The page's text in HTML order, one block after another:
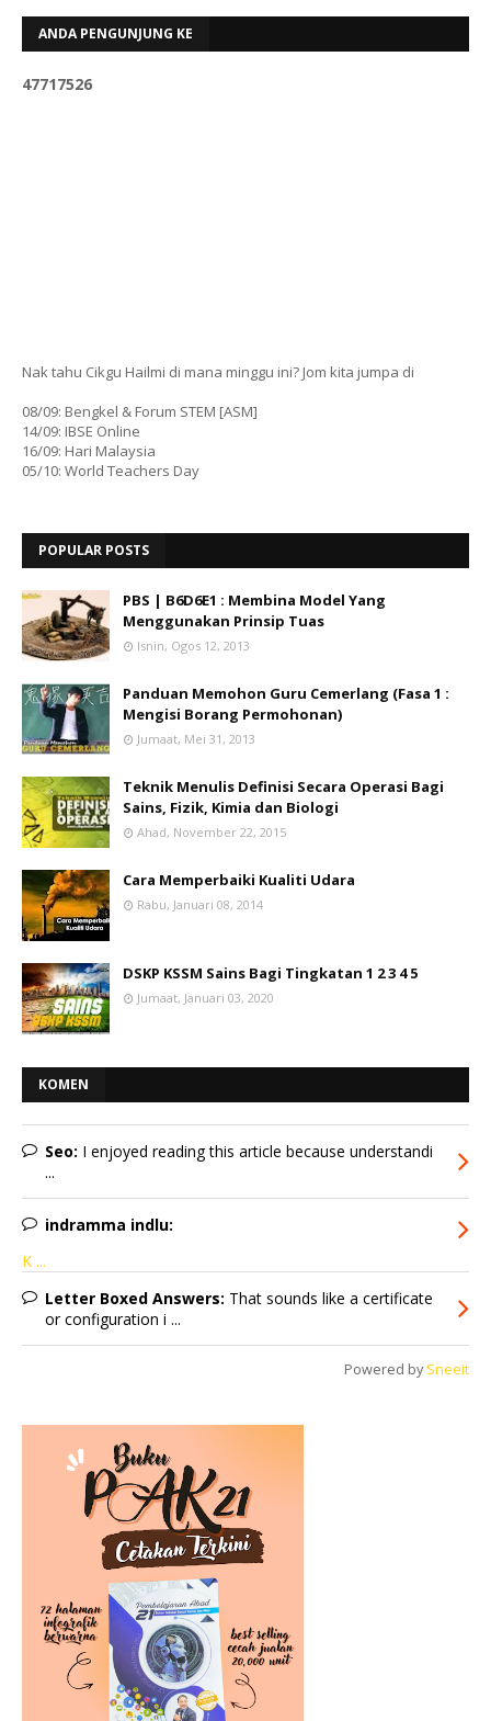
ANDA PENGUNJUNG KE
47717526
Nak tahu Cikgu Hailmi di mana minggu ini? Jom kita jumpa di
08/09: Bengkel & Forum STEM [ASM]
14/09: IBSE Online
16/09: Hari Malaysia
05/10: World Teachers Day
POPULAR POSTS
PBS | B6D6E1 : Membina Model Yang
Menggunakan Prinsip Tuas
Isnin, Ogos 12, 2013
Panduan Memohon Guru Cemerlang (Fasa 1 :
Mengisi Borang Permohonan)
Jumaat, Mei 31, 2013
Teknik Menulis Definisi Secara Operasi Bagi
Sains, Fizik, Kimia dan Biologi
Ahad, November 22, 2015
Cara Memperbaiki Kualiti Udara
Rabu, Januari 08, 2014
DSKP KSSM Sains Bagi Tingkatan 1 2 3 4 5
Jumaat, Januari 03, 2020
KOMEN
Seo: I enjoyed reading this article because understandi
...
indramma indlu:
K ...
Letter Boxed Answers: That sounds like a certificate
or configuration i ...
Powered by Sneeit